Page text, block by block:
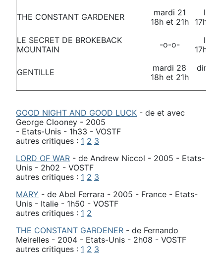
THE CONSTANT GARDENER
mardi 21
18h et 21h
17h30
LE SECRET DE BROKEBACK
MOUNTAIN
-o-o-
17h30
GENTILLE
mardi 28
18h et 21h
GOOD NIGHT AND GOOD LUCK - de et avec
George Clooney - 2005
- Etats-Unis - 1h33 - VOSTF
autres critiques : 1 2 3
LORD OF WAR - de Andrew Niccol - 2005 - Etats-
Unis - 2h02 - VOSTF
autres critiques : 1 2 3
MARY - de Abel Ferrara - 2005 - France - Etats-
Unis - Italie - 1h50 - VOSTF
autres critiques : 1 2
THE CONSTANT GARDENER - de Fernando
Meirelles - 2004 - Etats-Unis - 2h08 - VOSTF
autres critiques : 1 2 3